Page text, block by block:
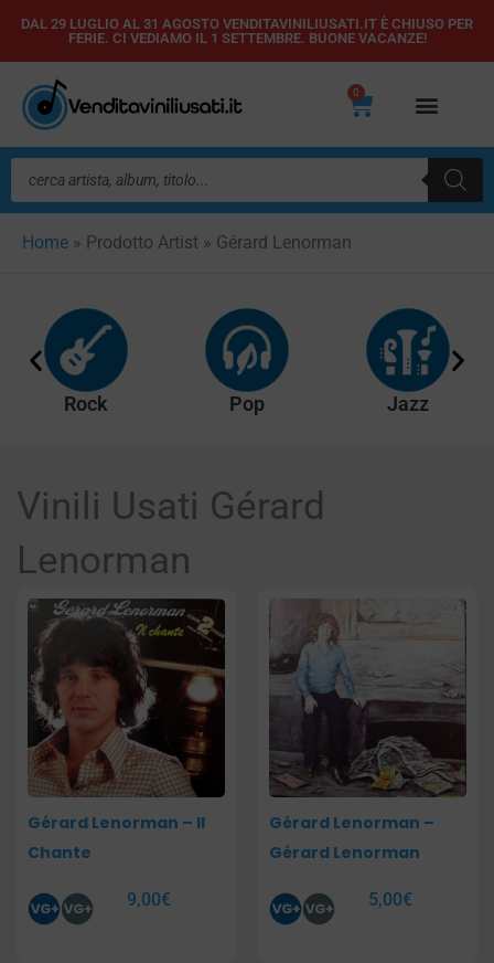
Vai
contenuto
DAL 29 LUGLIO AL 31 AGOSTO VENDITAVINILIUSATI.IT È CHIUSO PER
FERIE. CI VEDIAMO IL 1 SETTEMBRE. BUONE VACANZE!
0
Carrello
Ricerca
prodotti
Home » Prodotto Artist » Gérard Lenorman
Rock Pop Jazz
Vinili Usati Gérard
Lenorman
Gérard Lenorman – Il
Chante
9,00€
Gérard Lenorman –
Gérard Lenorman
5,00€